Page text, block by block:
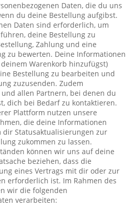
Daten, die du uns
du deine Bestellung aufgibst.
Daten sind erforderlich, um
deine Bestellung zu
Zahlung und eine
zu bewerten. Deine Informationen
Warenkorb hinzufügst)
Bestellung zu bearbeiten und
zuzusenden. Zudem
allen Partnern, bei denen du
dich bei Bedarf zu kontaktieren.
Plattform nutzen unsere
die deine Informationen
dir Statusaktualisierungen zur
zukommen zu lassen.
können wir uns auf deine
beziehen, dass die
eines Vertrags mit dir oder zur
erforderlich ist. Im Rahmen des
wir die folgenden
verarbeiten: